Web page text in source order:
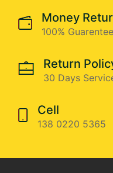
Money
100% Guarentee
Return
30 Days
Cell
138 0220 5365